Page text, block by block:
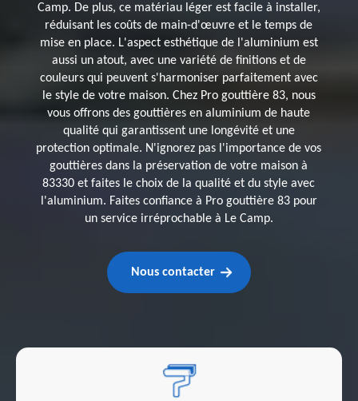
Camp. De plus, ce matériau léger est facile à installer,
réduisant les coûts de main-d'œuvre et le temps de
mise en place. L'aspect esthétique de l'aluminium est
aussi un atout, avec une variété de finitions et de
couleurs qui peuvent s'harmoniser parfaitement avec
le style de votre maison. Chez Pro gouttière 83, nous
vous offrons des gouttières en aluminium de haute
qualité qui garantissent une longévité et une
protection optimale. N'ignorez pas l'importance de vos
gouttières dans la préservation de votre maison à
83330 et faites le choix de la qualité et du style avec
l'aluminium. Faites confiance à Pro gouttière 83 pour
un service irréprochable à Le Camp.
Nous contacter